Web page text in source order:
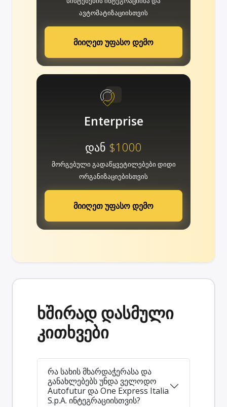
ავტომატიზაციისთვის
მიიღეთ უფასო დემო
Enterprise
დან $1000
მორგებული გადაწყვეტილებები დიდი
ორგანიზაციებისთვის
მიიღეთ უფასო დემო
ხშირად დასმული
კითხვები
რა სახის მხარდაჭერასა და
განახლებებს უნდა ველოდო
Autofutur და One Express Italia
S.p.A. ინტეგრაციისთვის?